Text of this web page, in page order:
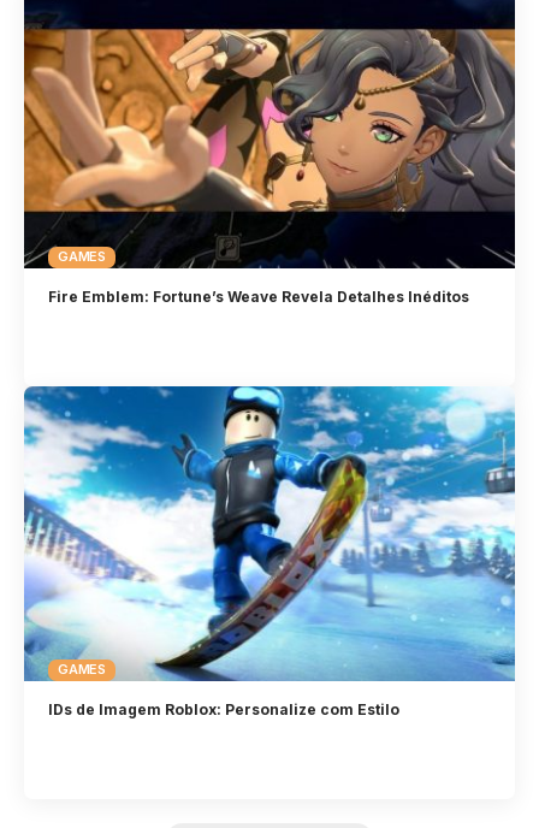
GAMES
Fire Emblem: Fortune’s Weave Revela Detalhes Inéditos
GAMES
IDs de Imagem Roblox: Personalize com Estilo